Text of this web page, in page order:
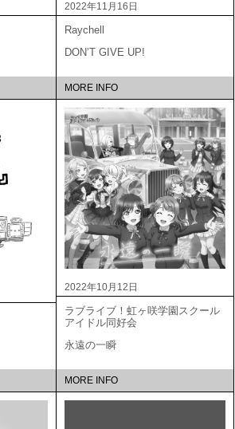
2022年11月16日
Raychell
DON’T GIVE UP!
MORE INFO
2022年10月12日
ラブライブ！虹ヶ咲学園スクール
アイドル同好会
永遠の一瞬
MORE INFO